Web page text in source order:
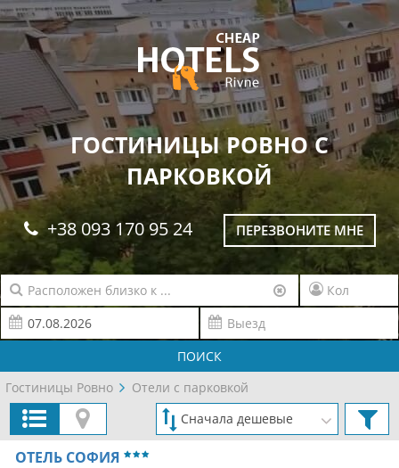
ГОСТИНИЦЫ РОВНО С
ПАРКОВКОЙ
+38 093 170 95 24 ПЕРЕЗВОНИТЕ МНЕ
ПОИСК
Гостиницы Ровно
Отели с парковкой
ОТЕЛЬ СОФИЯ